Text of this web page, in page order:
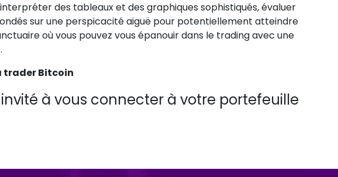
des tableaux et des graphiques sophistiqués, évaluer
sur une perspicacité aiguë pour potentiellement atteindre
où vous pouvez vous épanouir dans le trading avec une
trader Bitcoin
à vous connecter à votre portefeuille